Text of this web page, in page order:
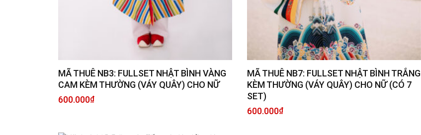
MÃ THUÊ NB3: FULLSET NHẬT BÌNH VÀNG
CAM KÈM THƯỜNG (VÁY QUÂY) CHO NỮ
600.000₫
MÃ THUÊ NB7: FULLSET NHẬT BÌNH TRẮNG
KÈM THƯỜNG (VÁY QUÂY) CHO NỮ (CÓ 7
SET)
600.000₫